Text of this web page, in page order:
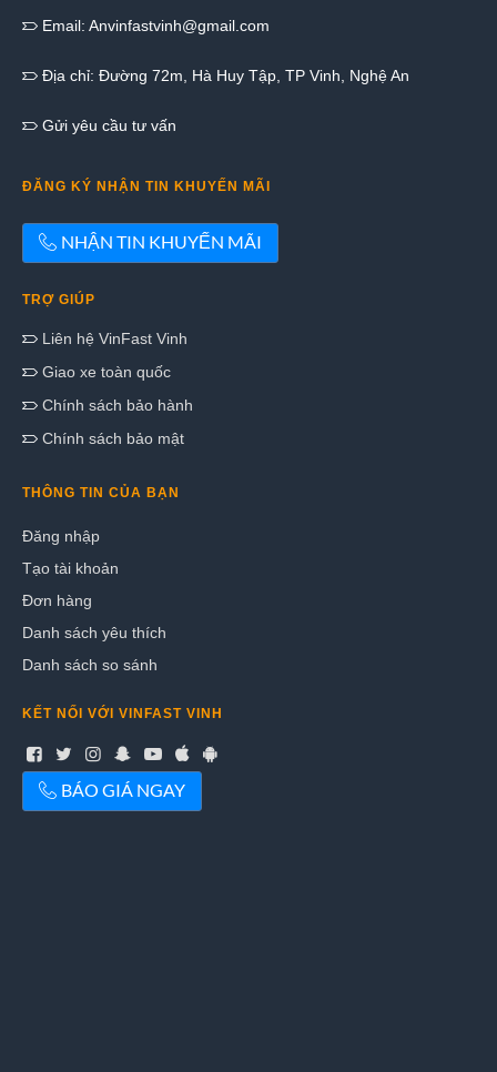
Email: Anvinfastvinh@gmail.com
Địa chỉ: Đường 72m, Hà Huy Tập, TP Vinh, Nghệ An
Gửi yêu cầu tư vấn
ĐĂNG KÝ NHẬN TIN KHUYẾN MÃI
NHẬN TIN KHUYẾN MÃI
TRỢ GIÚP
Liên hệ VinFast Vinh
Giao xe toàn quốc
Chính sách bảo hành
Chính sách bảo mật
THÔNG TIN CỦA BẠN
Đăng nhập
Tạo tài khoản
Đơn hàng
Danh sách yêu thích
Danh sách so sánh
KẾT NỐI VỚI VINFAST VINH
BÁO GIÁ NGAY